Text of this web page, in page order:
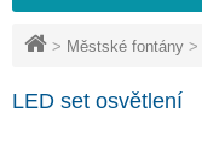
> Městské fontány >
LED set osvětlení